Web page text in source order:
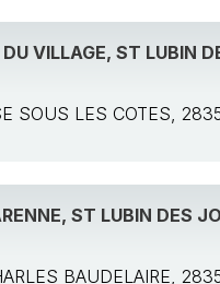
VILLAGE, ST LUBIN
SOUS LES COTES,
ST LUBIN DES
BAUDELAIRE,